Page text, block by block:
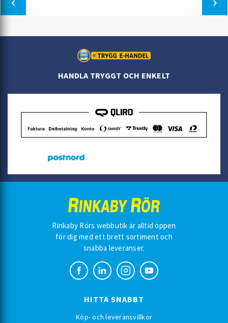
HANDLA TRYGGT OCH ENKELT
Rinkaby Rörs webbutik är alltid öppen
för dig med ett brett sortiment och
snabba leveranser.
HITTA SNABBT
Köp- och leveransvillkor